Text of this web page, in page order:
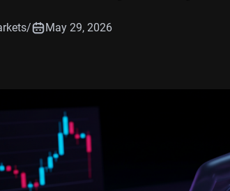
/ May 29, 2026